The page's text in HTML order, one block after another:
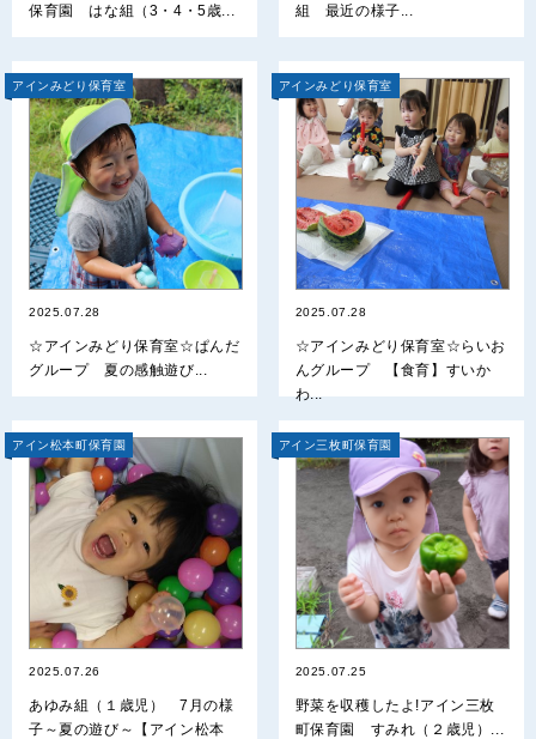
保育園 はな組（3・4・5歳...
組 最近の様子...
アインみどり保育室
2025.07.28
☆アインみどり保育室☆ぱんだ
グループ 夏の感触遊び...
アインみどり保育室
2025.07.28
☆アインみどり保育室☆らいお
んグループ 【食育】すいか
わ...
アイン松本町保育園
2025.07.26
あゆみ組（１歳児） 7月の様
子～夏の遊び～【アイン松本
アイン三枚町保育園
2025.07.25
野菜を収穫したよ!アイン三枚
町保育園 すみれ（２歳児）...